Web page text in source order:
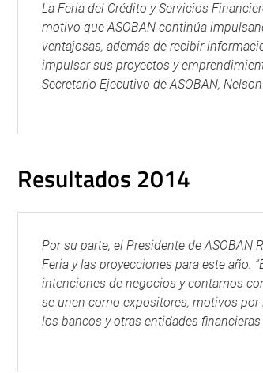
La Feria del Crédito y Servicios
motivo que ASOBAN continúa
ventajosas, además de recibir
impulsar sus proyectos y
Secretario Ejecutivo de ASOBAN,
Resultados 2014
Por su parte, el Presidente de ASOBAN
Feria y las proyecciones para este año.
intenciones de negocios y contamos
se unen como expositores, motivos
los bancos y otras entidades